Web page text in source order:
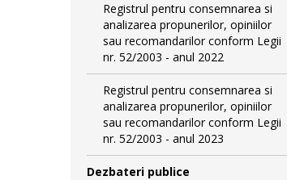
Registrul pentru consemnarea si
analizarea propunerilor, opiniilor
sau recomandarilor conform Legii
nr. 52/2003 - anul 2022
Registrul pentru consemnarea si
analizarea propunerilor, opiniilor
sau recomandarilor conform Legii
nr. 52/2003 - anul 2023
Dezbateri publice